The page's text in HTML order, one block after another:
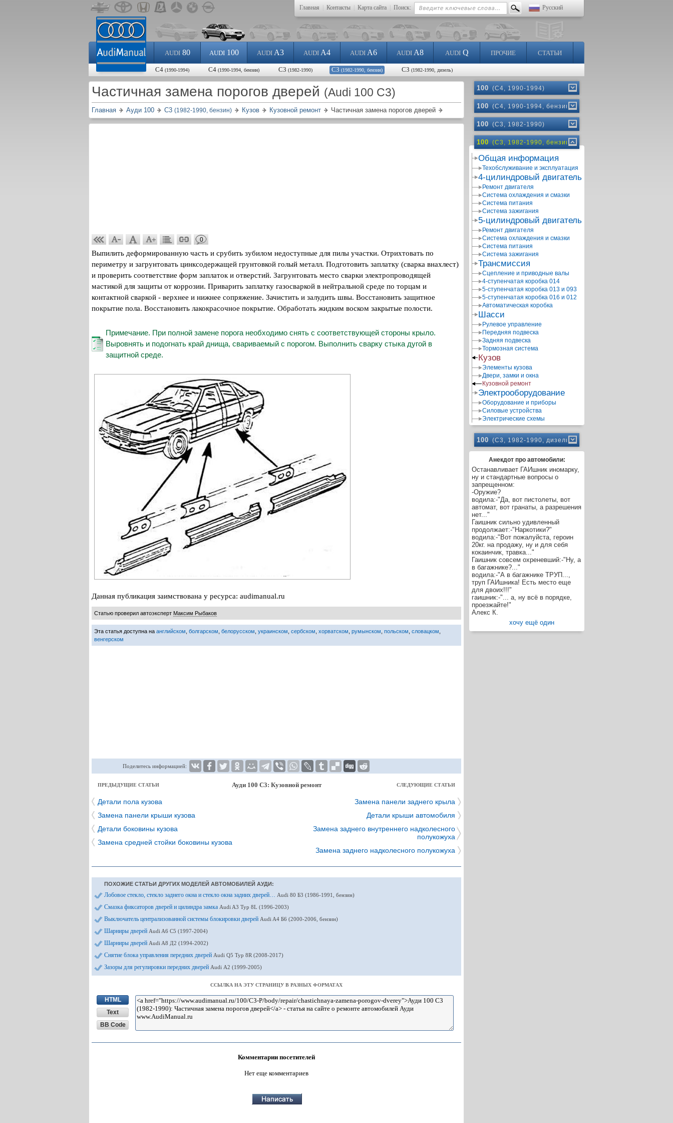
Главная Контакты Карта сайта Поиск: Русский
AUDI80 AUDI100 AUDI A3 AUDI A4 AUDI A6 AUDI A8 AUDIQ ПРОЧИЕ СТАТЬИ
С4 (1990-1994) С4 (1990-1994, бензин) С3 (1982-1990) С3 (1982-1990, бензин) С3 (1982-1990, дизель)
Частичная замена порогов дверей (Audi 100 C3)
Главная Ауди 100 С3 (1982-1990, бензин) Кузов Кузовной ремонт Частичная замена порогов дверей
0
Выпилить деформированную часть и срубить зубилом недоступные для пилы участки. Отрихтовать по
периметру и загрунтовать цинксодержащей грунтовкой голый металл. Подготовить заплатку (сварка внахлест)
и проверить соответствие форм заплаток и отверстий. Загрунтовать место сварки электропроводящей
мастикой для защиты от коррозии. Приварить заплатку газосваркой в нейтральной среде по торцам и
контактной сваркой - верхнее и нижнее сопряжение. Зачистить и залудить швы. Восстановить защитное
покрытие пола. Восстановить лакокрасочное покрытие. Обработать жидким воском закрытые полости.
Примечание. При полной замене порога необходимо снять с соответствующей стороны крыло.
Выровнять и подогнать край днища, свариваемый с порогом. Выполнить сварку стыка дугой в
защитной среде.
Данная публикация заимствована у ресурса: audimanual.ru
Статью проверил автоэксперт Максим Рыбаков
Эта статья доступна на английском болгарском белорусском украинском сербском хорватском румынском польском словацком
венгерском
Поделитесь информацией:
ПРЕДЫДУЩИЕ СТАТЬИ Ауди 100 С3: Кузовной ремонт СЛЕДУЮЩИЕ СТАТЬИ
Детали пола кузова
Замена панели крыши кузова
Детали боковины кузова
Замена средней стойки боковины кузова
Замена панели заднего крыла
Детали крыши автомобиля
Замена заднего внутреннего надколесного
полукожуха
Замена заднего надколесного полукожуха
ПОХОЖИЕ СТАТЬИ ДРУГИХ МОДЕЛЕЙ АВТОМОБИЛЕЙ АУДИ:
Лобовое стекло, стекло заднего окна и стекло окна задних дверей… Audi 80 Б3 (1986-1991, бензин)
Смазка фиксаторов дверей и цилиндра замка Audi A3 Typ 8L (1996-2003)
Выключатель централизованной системы блокировки дверей Audi A4 Б6 (2000-2006, бензин)
Шарниры дверей Audi A6 С5 (1997-2004)
Шарниры дверей Audi A8 Д2 (1994-2002)
Снятие блока управления передних дверей Audi Q5 Typ 8R (2008-2017)
Зазоры для регулировки передних дверей Audi А2 (1999-2005)
ССЫЛКА НА ЭТУ СТРАНИЦУ В РАЗНЫХ ФОРМАТАХ
HTML
Text
BB Code
Комментарии посетителей
Нет еще комментариев
100 (C4, 1990-1994)
100 (C4, 1990-1994, бензин)
100 (C3, 1982-1990)
100 (C3, 1982-1990, бензин)
Общая информация
Техобслуживание и эксплуатация
4-цилиндровый двигатель
Ремонт двигателя
Система охлаждения и смазки
Система питания
Система зажигания
5-цилиндровый двигатель
Ремонт двигателя
Система охлаждения и смазки
Система питания
Система зажигания
Трансмиссия
Сцепление и приводные валы
4-ступенчатая коробка 014
5-ступенчатая коробка 013 и 093
5-ступенчатая коробка 016 и 012
Автоматическая коробка
Шасси
Рулевое управление
Передняя подвеска
Задняя подвеска
Тормозная система
Кузов
Элементы кузова
Двери, замки и окна
Кузовной ремонт
Электрооборудование
Оборудование и приборы
Силовые устройства
Электрические схемы
100 (C3, 1982-1990, дизель)
Анекдот про автомобили:
Останавливает ГАИшник иномарку,
ну и стандартные вопросы о
запрещенном:
-Оружие?
водила:-"Да, вот пистолеты, вот
автомат, вот гранаты, а разрешения
нет..."
Гаишник сильно удивленный
продолжает:-"Наркотики?"
водила:-"Вот пожалуйста, героин
20кг. на продажу, ну и для себя
кокаинчик, травка..."
Гаишник совсем охреневший:-"Ну, а
в багажнике?..."
водила:-"А в багажнике ТРУП...,
труп ГАИшника! Есть место еще
для двоих!!!"
гаишник:-"... а, ну всё в порядке,
проезжайте!"
Алекс К.
хочу ещё один